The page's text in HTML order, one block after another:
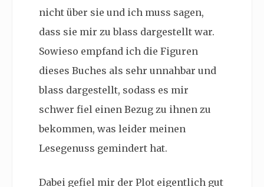
nicht über sie und ich muss sagen,
dass sie mir zu blass dargestellt war.
Sowieso empfand ich die Figuren
dieses Buches als sehr unnahbar und
blass dargestellt, sodass es mir
schwer fiel einen Bezug zu ihnen zu
bekommen, was leider meinen
Lesegenuss gemindert hat.
Dabei gefiel mir der Plot eigentlich gut